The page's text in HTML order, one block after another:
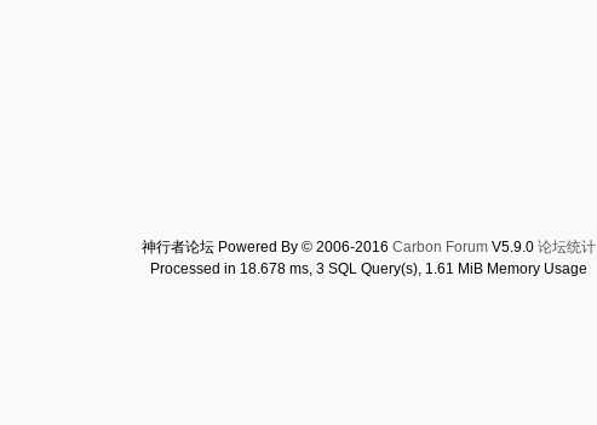
神行者论坛 Powered By © 2006-2016 Carbon ForumV5.9.0 论坛统计
Processed in 18.678 ms, 3 SQL Query(s), 1.61 MiB Memory Usage